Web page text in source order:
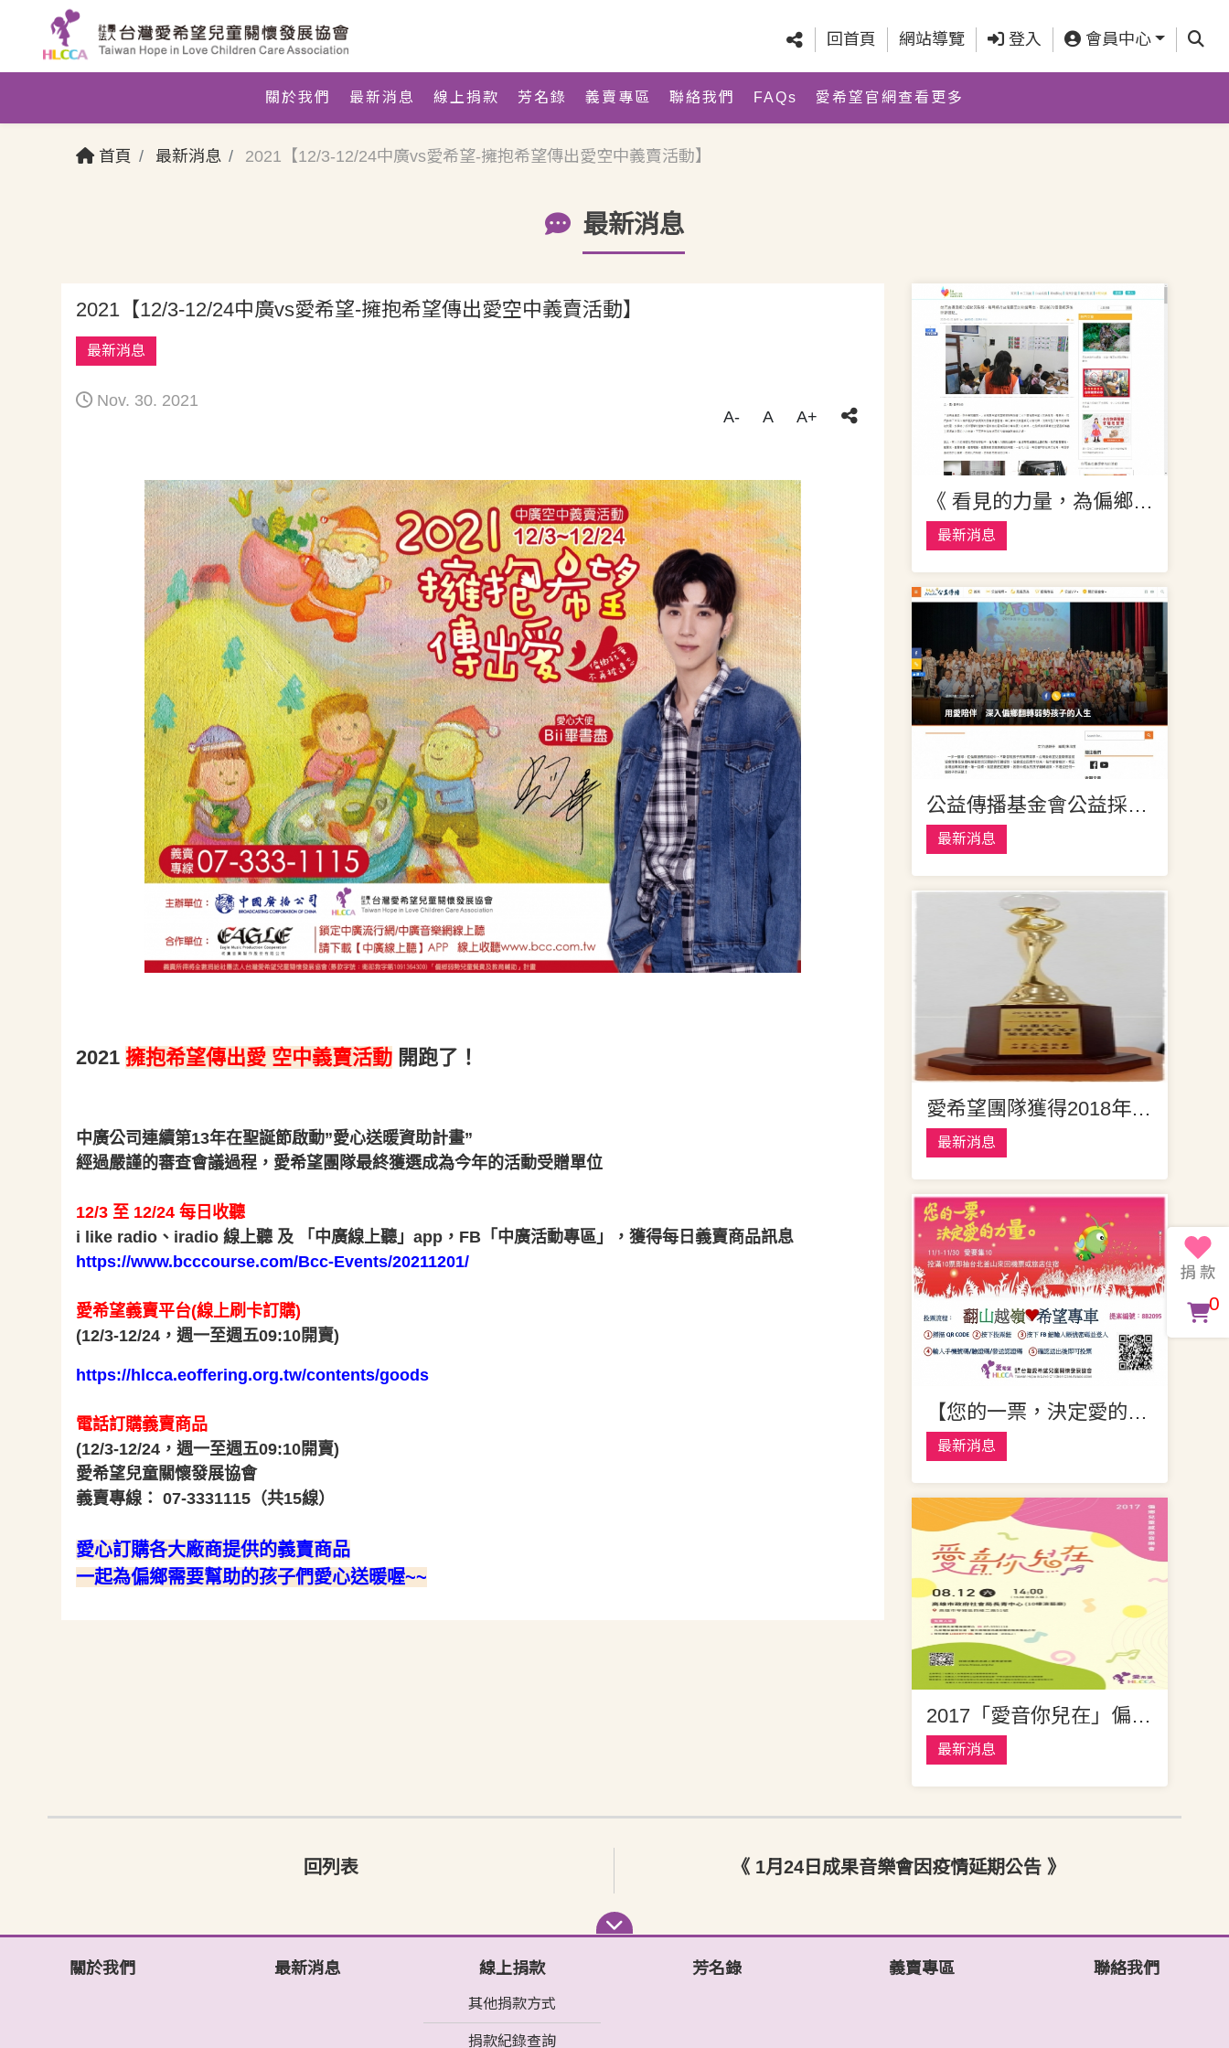
回首頁 網站導覽 登入 會員中心 查詢
關於我們 最新消息 線上捐款 芳名錄 義賣專區 聯絡我們 FAQs 愛希望官網查看更多
首頁 最新消息 2021【12/3-12/24中廣vs愛希望-擁抱希望傳出愛空中義賣活動】
最新消息
2021【12/3-12/24中廣vs愛希望-擁抱希望傳出愛空中義賣活動】
最新消息
Nov. 30. 2021
A-
A A+
2021 擁抱希望傳出愛 空中義賣活動 開跑了！
中廣公司連續第13年在聖誕節啟動”愛心送暖資助計畫”
經過嚴謹的審查會議過程，愛希望團隊最終獲選成為今年的活動受贈單位
12/3 至 12/24 每日收聽
i like radio、iradio 線上聽 及 「中廣線上聽」app，FB「中廣活動專區」，獲得每日義賣商品訊息
https://www.bcccourse.com/Bcc-Events/20211201/
愛希望義賣平台(線上刷卡訂購)
(12/3-12/24，週一至週五09:10開賣)
https://hlcca.eoffering.org.tw/contents/goods
電話訂購義賣商品
(12/3-12/24，週一至週五09:10開賣)
愛希望兒童關懷發展協會
義賣專線： 07-3331115（共15線）
愛心訂購各大廠商提供的義賣商品
一起為偏鄉需要幫助的孩子們愛心送暖喔~~
《 看見的力量，為偏鄉發聲 》善耕365公益媒合平台
最新消息
公益傳播基金會公益採訪，為偏鄉貧弱學童發聲
最新消息
愛希望團隊獲得2018年度「社會服務人權貢獻獎」榮譽
最新消息
【您的一票，決定愛的力量】網路投票活動
最新消息
2017「愛音你兒在」偏鄉兒童感恩音樂會
最新消息
回列表 《 1月24日成果音樂會因疫情延期公告 》
關於我們 最新消息 線上捐款
其他捐款方式
捐款紀錄查詢
芳名錄 義賣專區 聯絡我們
0